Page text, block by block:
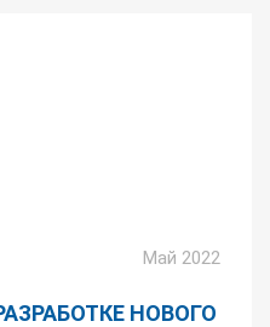
Май 2022
НОВОГО